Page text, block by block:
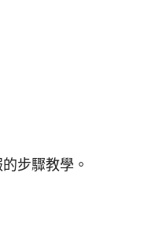
步驟教學。